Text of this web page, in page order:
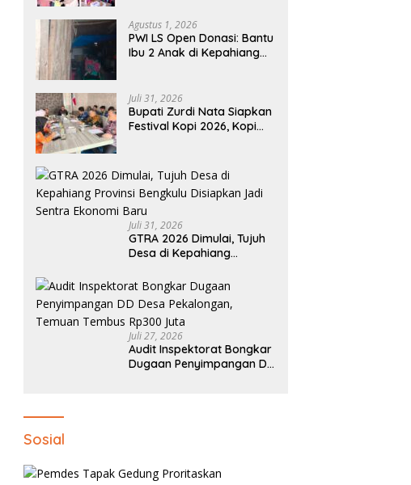
BPNT
Agustus 1, 2026
PWI LS Open Donasi: Bantu
Ibu 2 Anak di Kepahiang
Juli 31, 2026
Bupati Zurdi Nata Siapkan
Festival Kopi 2026, Kopi
Juli 31, 2026
GTRA 2026 Dimulai, Tujuh
Desa di Kepahiang
Disiapkan Jadi Sentra
Ekonomi Baru
Juli 27, 2026
Audit Inspektorat Bongkar
Dugaan Penyimpangan DD
Sosial